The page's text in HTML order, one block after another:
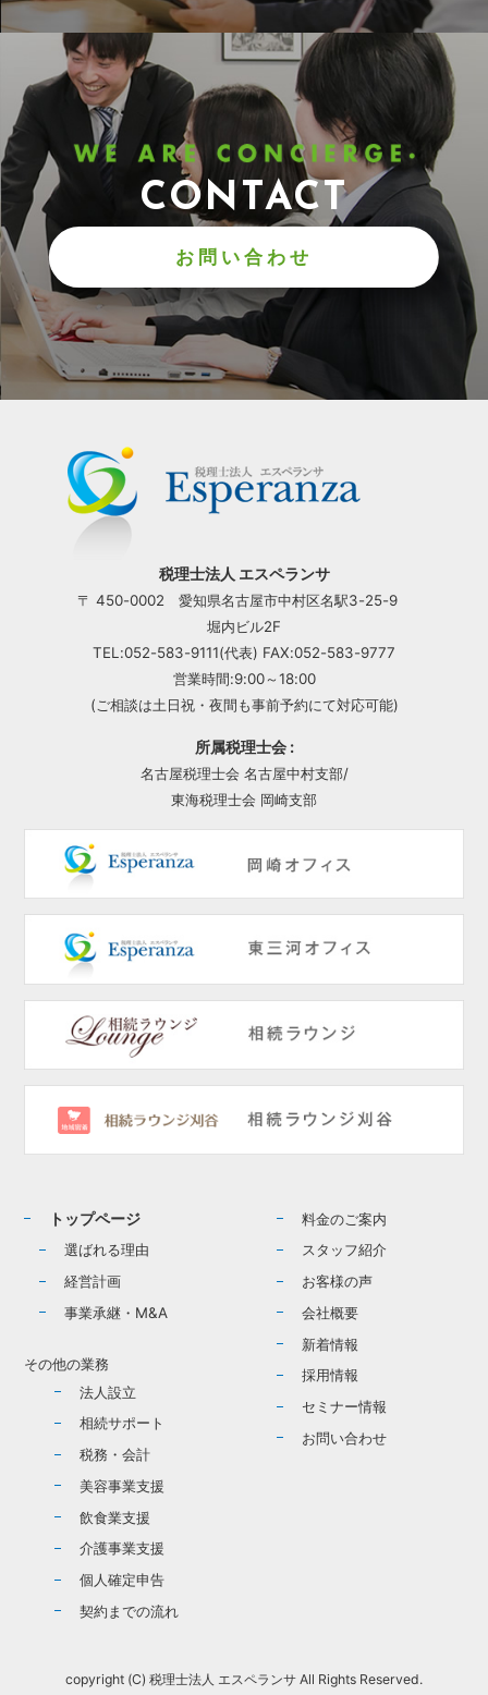
CONTACT
お問い合わせ
税理士法人 エスペランサ
〒 450-0002 愛知県名古屋市中村区名駅3-25-9
堀内ビル2F
TEL:052-583-9111(代表) FAX:052-583-9777
営業時間:9:00～18:00
(ご相談は土日祝・夜間も事前予約にて対応可能)
所属税理士会 :
名古屋税理士会 名古屋中村支部/
東海税理士会 岡崎支部
トップページ
選ばれる理由
経営計画
事業承継・M&A
その他の業務
法人設立
相続サポート
税務・会計
美容事業支援
飲食業支援
介護事業支援
個人確定申告
契約までの流れ
料金のご案内
スタッフ紹介
お客様の声
会社概要
新着情報
採用情報
セミナー情報
お問い合わせ
copyright (C) 税理士法人 エスペランサ All Rights Reserved.